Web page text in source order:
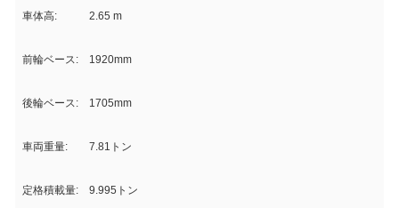
車体高: 2.65 m
前輪ベース: 1920mm
後輪ベース: 1705mm
車両重量: 7.81トン
定格積載量: 9.995トン